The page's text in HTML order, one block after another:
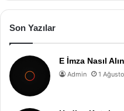
Son Yazılar
E İmza Nasıl
Admin 1